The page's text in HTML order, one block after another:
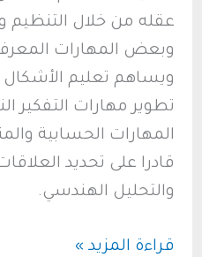
عقله من خلال التنظيم
وبعض المهارات
ويساهم تعليم
تطوير مهارات التفكير
المهارات الحسابية
قادرا على تحديد
والتحليل الهندسي.
تعليم
قراءة المزيد »